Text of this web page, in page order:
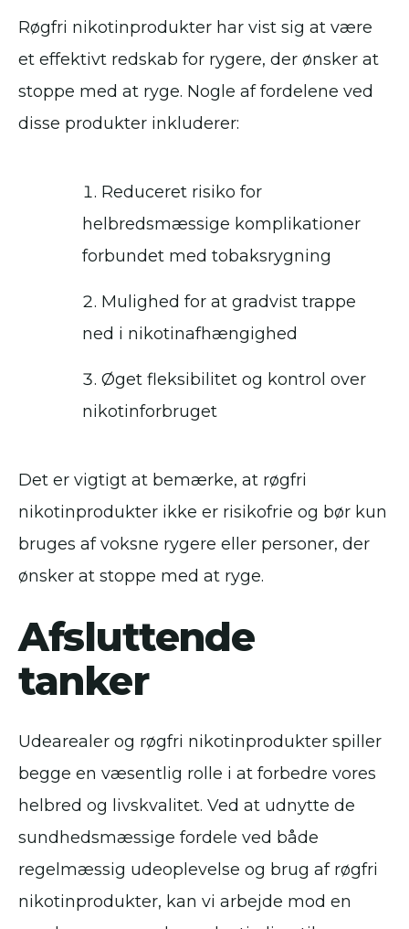
Røgfri nikotinprodukter har vist sig at være
et effektivt redskab for rygere, der ønsker at
stoppe med at ryge. Nogle af fordelene ved
disse produkter inkluderer:
Reduceret risiko for
helbredsmæssige komplikationer
forbundet med tobaksrygning
Mulighed for at gradvist trappe
ned i nikotinafhængighed
Øget fleksibilitet og kontrol over
nikotinforbruget
Det er vigtigt at bemærke, at røgfri
nikotinprodukter ikke er risikofrie og bør kun
bruges af voksne rygere eller personer, der
ønsker at stoppe med at ryge.
Afsluttende
tanker
Udearealer og røgfri nikotinprodukter spiller
begge en væsentlig rolle i at forbedre vores
helbred og livskvalitet. Ved at udnytte de
sundhedsmæssige fordele ved både
regelmæssig udeoplevelse og brug af røgfri
nikotinprodukter, kan vi arbejde mod en